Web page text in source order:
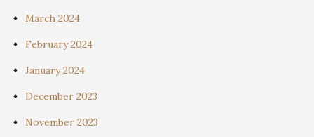
March 2024
February 2024
January 2024
December 2023
November 2023